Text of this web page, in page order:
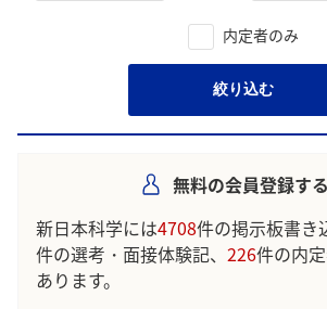
内定者のみ
絞り込む
無料の会員登録す
新日本科学には4708件の掲示板書き
件の選考・面接体験記、 226件の内
あります。